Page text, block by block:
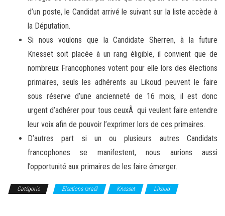
d’un poste, le Candidat arrivé le suivant sur la liste accède à
la Députation.
Si nous voulons que la Candidate Sherren, à la future
Knesset soit placée à un rang éligible, il convient que de
nombreux Francophones votent pour elle lors des élections
primaires, seuls les adhérents au Likoud peuvent le faire
sous réserve d’une ancienneté de 16 mois, il est donc
urgent d’adhérer pour tous ceuxÂ qui veulent faire entendre
leur voix afin de pouvoir l’exprimer lors de ces primaires.
D’autres part si un ou plusieurs autres Candidats
francophones se manifestent, nous aurions aussi
l’opportunité aux primaires de les faire émerger.
Catégorie Elections Israël Knesset Likoud